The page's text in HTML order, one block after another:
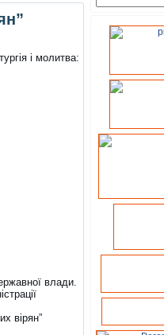
і молитва:
влади.
вірян”